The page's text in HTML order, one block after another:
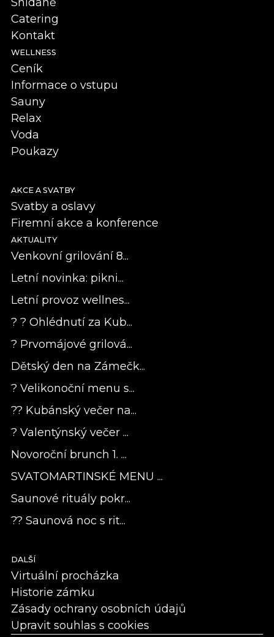
Catering
Kontakt
WELLNESS
Ceník
Informace o vstupu
Sauny
Relax
Voda
Poukazy
AKCE A SVATBY
Svatby a oslavy
Firemní akce a konference
AKTUALITY
Venkovní grilování 8...
Letní novinka: pikni...
Letní provoz wellnes...
? ? Ohlédnutí za Kub...
? Prvomájové grilová...
Dětský den na Zámečk...
? Velikonoční menu s...
?? Kubánský večer na...
? Valentýnský večer ...
Novoroční brunch 1. ...
SVATOMARTINSKÉ MENU ...
Saunové rituály pokr...
?? Saunová noc s rit...
DALŠÍ
Virtuální procházka
Historie zámku
Zásady ochrany osobních údajů
Upravit souhlas s cookies